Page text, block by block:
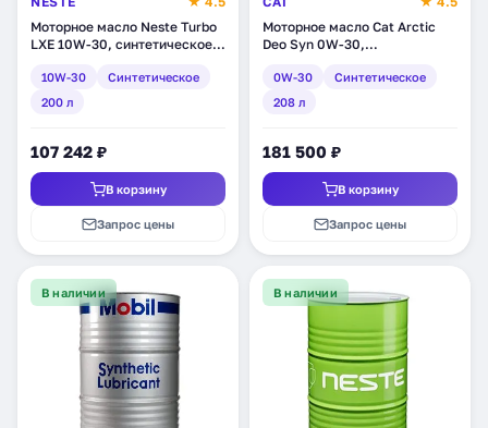
Моторное масло Neste Turbo
LXE 10W-30, синтетическое,
10W-30
Синтетическое
200 л
107 242 ₽
В корзину
Запрос цены
Моторное масло Cat Arctic
Deo Syn 0W-30,
(PEHJ0008)
0W-30
Синтетическое
208 л
181 500 ₽
В корзину
Запрос цены
В наличии В наличии